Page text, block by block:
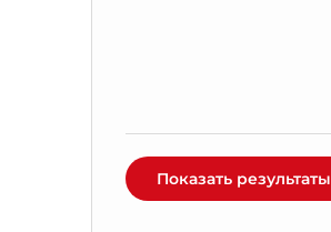
Показать результаты